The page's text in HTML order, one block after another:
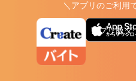
＼アプリのご利用
アプリ版ダ